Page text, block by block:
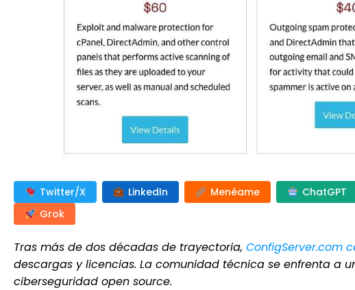
Twitter/X LinkedIn Menéame ChatGPT
Grok
Tras más de dos décadas de trayectoria, ConfigServer.com
descargas y licencias. La comunidad técnica se enfrenta a
ciberseguridad open source.